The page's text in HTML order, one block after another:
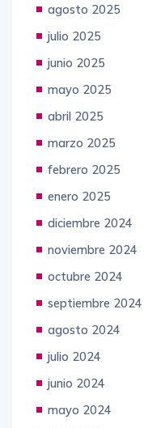
agosto 2025
julio 2025
junio 2025
mayo 2025
abril 2025
marzo 2025
febrero 2025
enero 2025
diciembre 2024
noviembre 2024
octubre 2024
septiembre 2024
agosto 2024
julio 2024
junio 2024
mayo 2024